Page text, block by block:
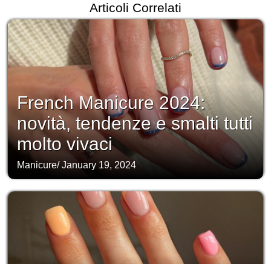
Articoli Correlati
French Manicure 2024:
novità, tendenze e smalti tutti
molto vivaci
Manicure/January 19, 2024